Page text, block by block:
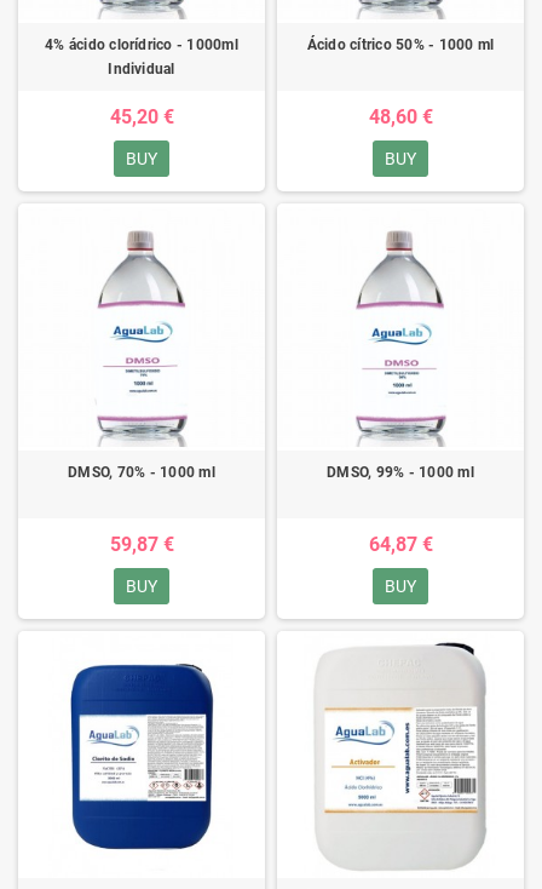
4% ácido clorídrico - 1000ml
Individual
45,20 €
BUY
Ácido cítrico 50% - 1000 ml
48,60 €
BUY
DMSO, 70% - 1000 ml
59,87 €
BUY
DMSO, 99% - 1000 ml
64,87 €
BUY